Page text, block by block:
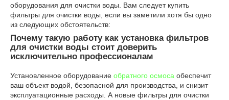
Установленное оборудование обратного осмоса обеспечит
ваш объект водой, безопасной для производства, и снизит
эксплуатационные расходы. А новые фильтры для очистки
Почему такую работу как установка фильтров
для очистки воды стоит доверить
исключительно профессионалам
оборудования для очистки воды. Вам следует купить
фильтры для очистки воды, если вы заметили хотя бы одно
из следующих обстоятельств: